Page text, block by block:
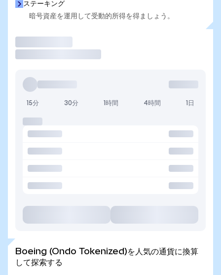
ステーキング
暗号資産を運用して受動的所得を得ましょう。
15分 30分 1時間 4時間 1日
Boeing (Ondo Tokenized)を人気の通貨に換算
して探索する